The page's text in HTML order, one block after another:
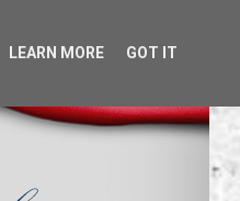
LEARN MORE GOT IT